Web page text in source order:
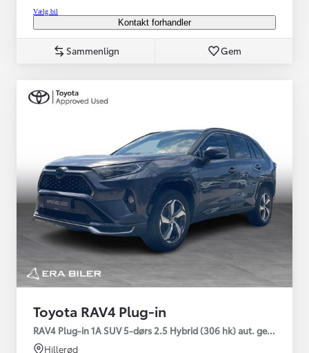
Vælg bil
Kontakt forhandler
Sammenlign Gem
Toyota RAV4 Plug-in
RAV4 Plug-in 1A SUV 5-dørs 2.5 Hybrid (306 hk) aut. gear
Hillerød